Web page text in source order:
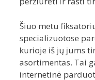
Šiuo metu
specializuotose
kurioje iš jų jums
asortimentas. Tai
internetinė